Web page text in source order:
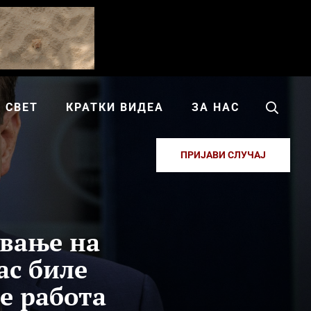
СВЕТ КРАТКИ ВИДЕА ЗА НАС
ПРИЈАВИ СЛУЧАЈ
на
биле
работа